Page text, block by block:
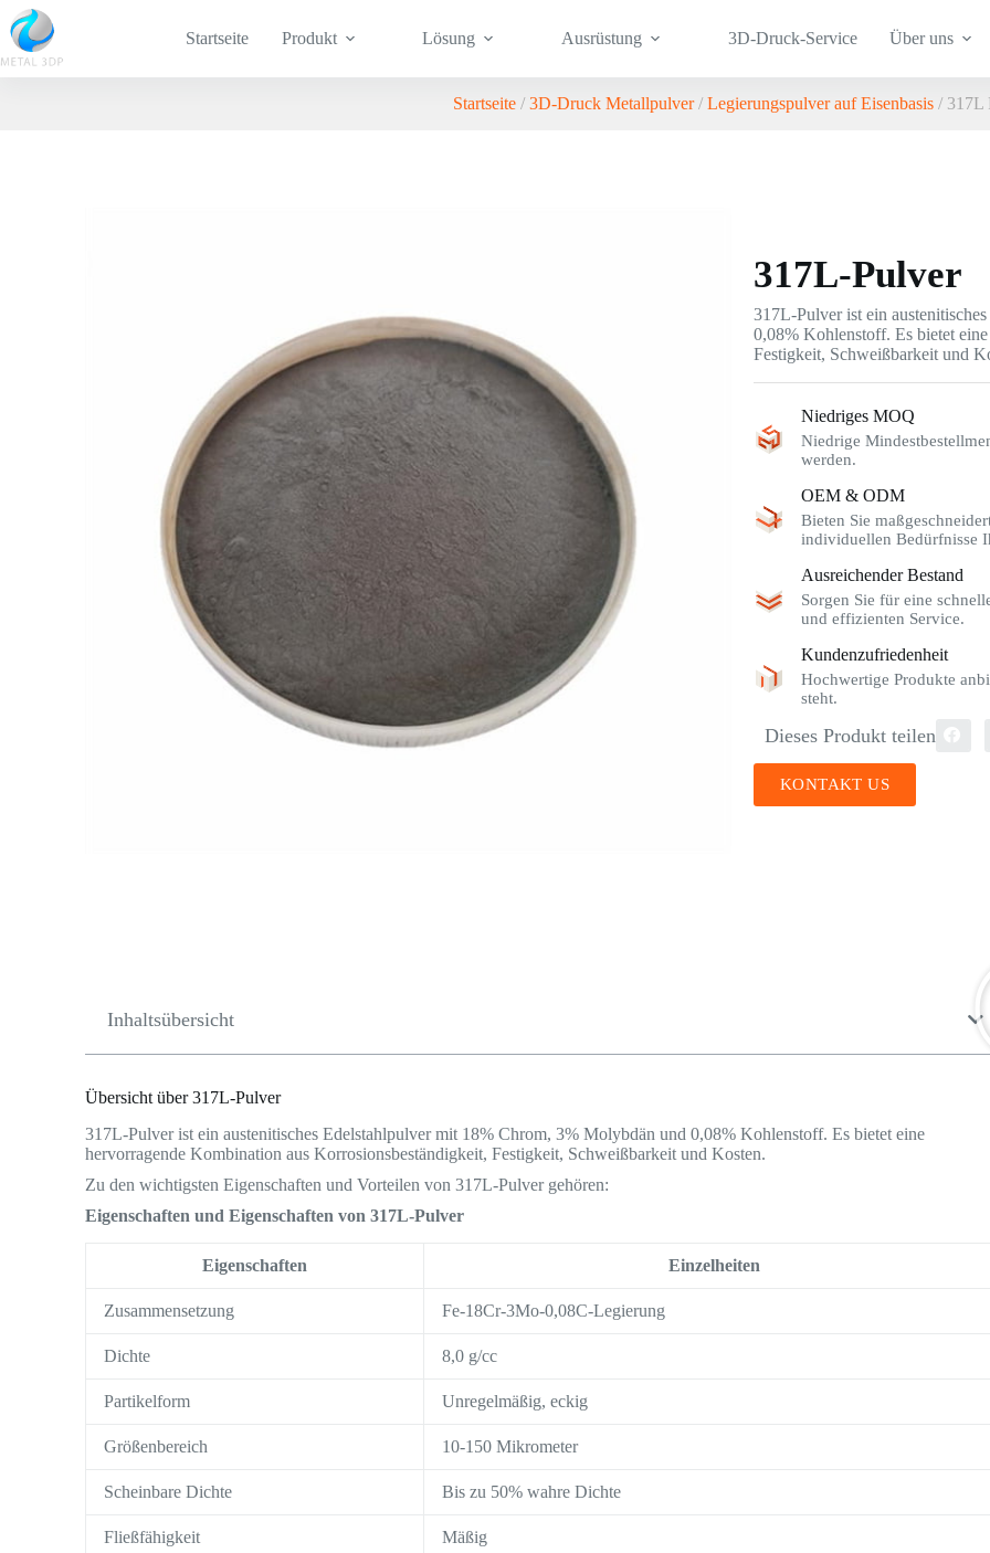
Startseite Produkt Lösung Ausrüstung 3D-Druck-Service Über uns
Startseite/ 3D-Druck Metallpulver/ Legierungspulver auf Eisenbasis/ 317L
317L-Pulver
317L-Pulver ist ein
0,08% Kohlenstoff. Es bietet
Festigkeit, Schweißbarkeit und
Niedriges MOQ
Niedrige
werden.
OEM & ODM
Bieten Sie
individuellen Bedürfnisse
Ausreichender Bestand
Sorgen Sie für eine
und effizienten Service.
Kundenzufriedenheit
Hochwertige Produkte
steht.
Dieses Produkt teilen
KONTAKT US
Inhaltsübersicht
Übersicht über 317L-Pulver
317L-Pulver ist ein austenitisches Edelstahlpulver mit 18% Chrom, 3% Molybdän und 0,08% Kohlenstoff. Es bietet eine
hervorragende Kombination aus Korrosionsbeständigkeit, Festigkeit, Schweißbarkeit und Kosten.
Zu den wichtigsten Eigenschaften und Vorteilen von 317L-Pulver gehören:
Eigenschaften und Eigenschaften von 317L-Pulver
Eigenschaften Einzelheiten
Zusammensetzung Fe-18Cr-3Mo-0,08C-Legierung
Dichte 8,0 g/cc
Partikelform Unregelmäßig, eckig
Größenbereich 10-150 Mikrometer
Scheinbare Dichte Bis zu 50% wahre Dichte
Fließfähigkeit Mäßig